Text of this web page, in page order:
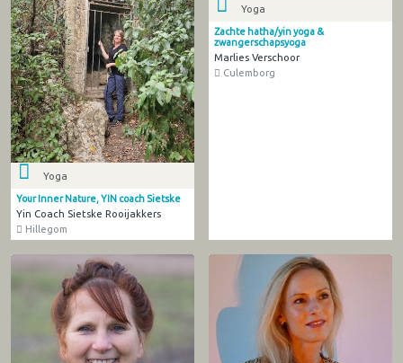
Yoga
Your Inner Nature, YIN coach Sietske
Yin Coach Sietske Rooijakkers
Hillegom
Yoga
Zachte hatha/yin yoga &
zwangerschapsyoga
Marlies Verschoor
Culemborg